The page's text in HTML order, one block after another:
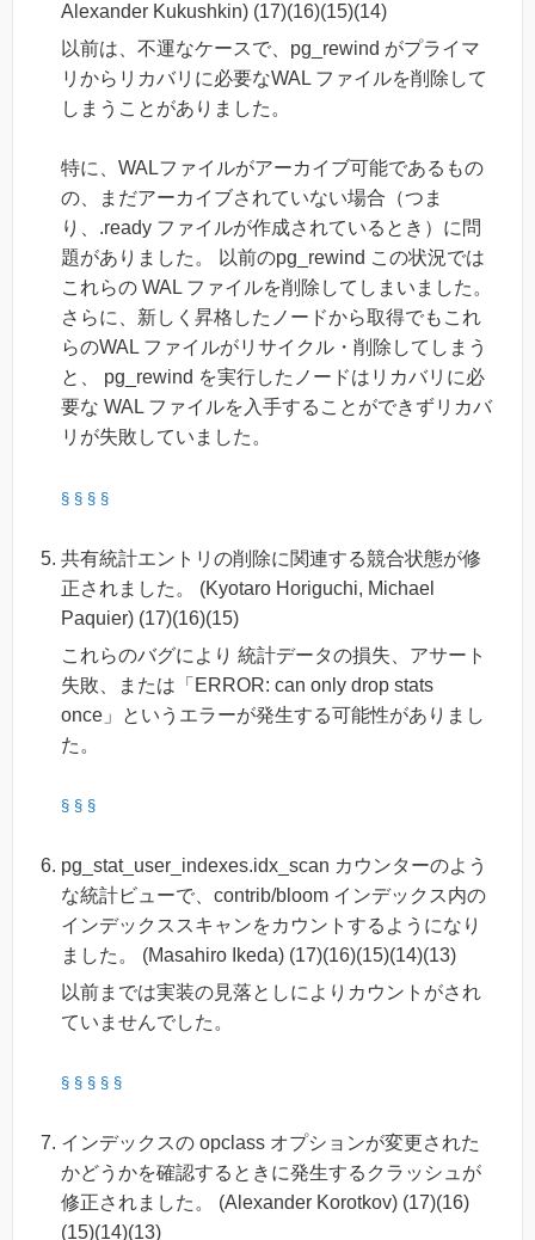
Alexander Kukushkin) (17)(16)(15)(14)
以前は、不運なケースで、pg_rewind がプライマ
リからリカバリに必要なWAL ファイルを削除して
しまうことがありました。
特に、WALファイルがアーカイブ可能であるもの
の、まだアーカイブされていない場合（つま
り、.ready ファイルが作成されているとき）に問
題がありました。 以前のpg_rewind この状況では
これらの WAL ファイルを削除してしまいました。
さらに、新しく昇格したノードから取得でもこれ
らのWAL ファイルがリサイクル・削除してしまう
と、 pg_rewind を実行したノードはリカバリに必
要な WAL ファイルを入手することができずリカバ
リが失敗していました。
§ § § §
共有統計エントリの削除に関連する競合状態が修
正されました。 (Kyotaro Horiguchi, Michael
Paquier) (17)(16)(15)
これらのバグにより 統計データの損失、アサート
失敗、または「ERROR: can only drop stats
once」というエラーが発生する可能性がありまし
た。
§ § §
pg_stat_user_indexes.idx_scan カウンターのよう
な統計ビューで、contrib/bloom インデックス内の
インデックススキャンをカウントするようになり
ました。 (Masahiro Ikeda) (17)(16)(15)(14)(13)
以前までは実装の見落としによりカウントがされ
ていませんでした。
§ § § § §
インデックスの opclass オプションが変更された
かどうかを確認するときに発生するクラッシュが
修正されました。 (Alexander Korotkov) (17)(16)
(15)(14)(13)